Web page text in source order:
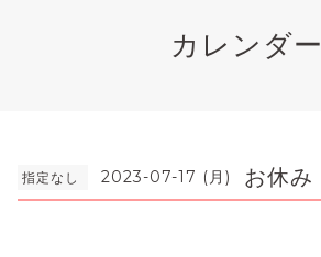
カレンダー
指定なし 2023-07-17 (月) お休み